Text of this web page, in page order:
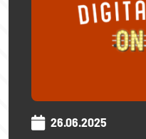
26.06.2025